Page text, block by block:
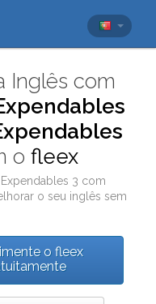
Inglês com
ofleex
Expendables 3 com
o seu inglês sem
o fleex